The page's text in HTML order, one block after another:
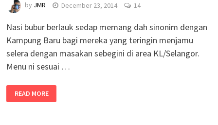
by JMR December 23, 2014 14
Nasi bubur berlauk sedap memang dah sinonim dengan
Kampung Baru bagi mereka yang teringin menjamu
selera dengan masakan sebegini di area KL/Selangor.
Menu ni sesuai …
READ MORE